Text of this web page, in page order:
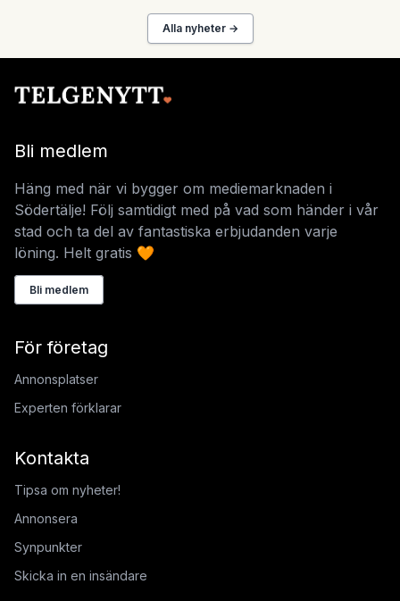
Alla nyheter →
Bli medlem
Häng med när vi bygger om mediemarknaden i
Södertälje! Följ samtidigt med på vad som händer i vår
stad och ta del av fantastiska erbjudanden varje
löning. Helt gratis 🧡
Bli medlem
För företag
Annonsplatser
Experten förklarar
Kontakta
Tipsa om nyheter!
Annonsera
Synpunkter
Skicka in en insändare